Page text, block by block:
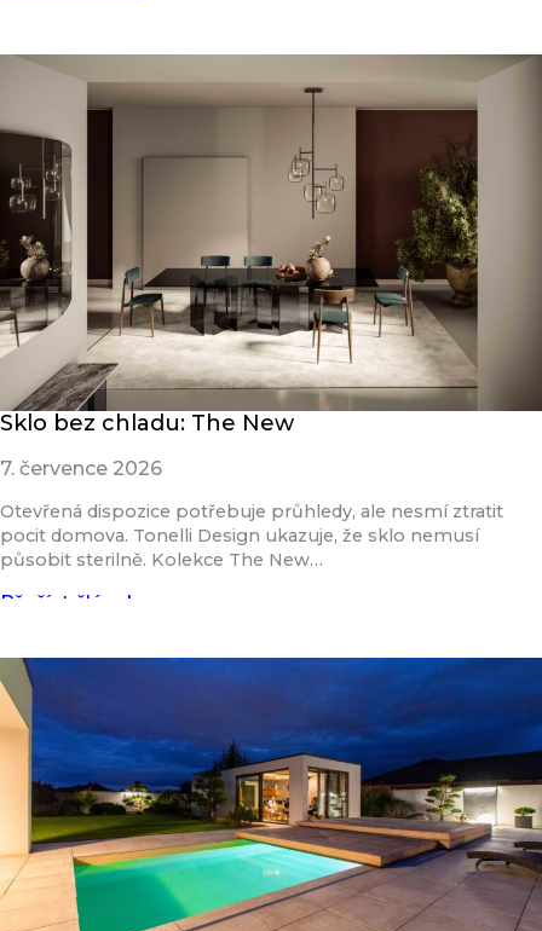
Sklo bez chladu: The New
7. července 2026
Otevřená dispozice potřebuje průhledy, ale nesmí ztratit
pocit domova. Tonelli Design ukazuje, že sklo nemusí
působit sterilně. Kolekce The New…
Přečíst článek